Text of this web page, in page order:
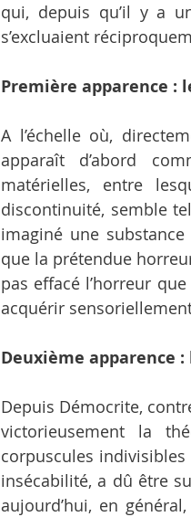
qui, depuis qu’il y a
s’excluaient
Première apparence :
A l’échelle où,
apparaît d’abord
matérielles, entre
discontinuité, semble
imaginé une
que la prétendue
pas effacé l’horreur
acquérir
Deuxième apparence
Depuis Démocrite,
victorieusement la
corpuscules
insécabilité, a dû être
aujourd’hui, en